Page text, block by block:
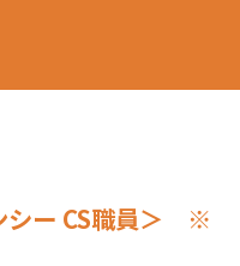
シー CS職員＞ ※